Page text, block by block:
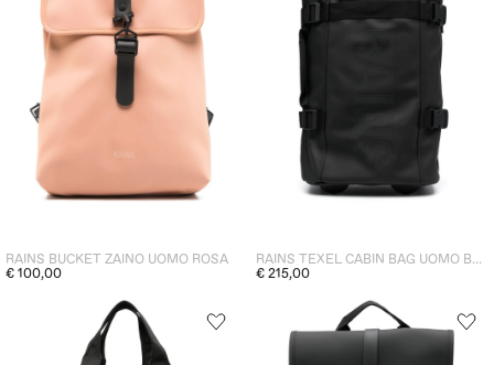
RAINS BUCKET ZAINO UOMO ROSA
€ 100,00
RAINS TEXEL CABIN BAG UOMO BORSA NERO
€ 215,00